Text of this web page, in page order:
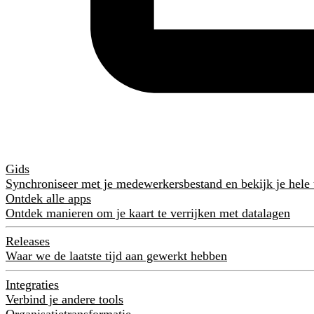
Gids
Synchroniseer met je medewerkersbestand en bekijk je hele
Ontdek alle apps
Ontdek manieren om je kaart te verrijken met datalagen
Releases
Waar we de laatste tijd aan gewerkt hebben
Integraties
Verbind je andere tools